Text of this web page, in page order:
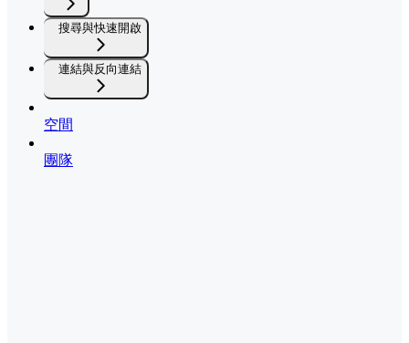
搜尋與快速開啟
連結與反向連結
空間
團隊